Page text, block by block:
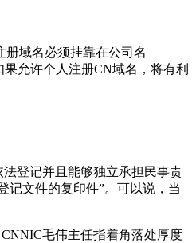
域名必须挂靠在公司名
允许个人注册CN域名，将有利
登记并且能够独立承担民事责
记文件的复印件”。可以说，当
毛伟主任指着角落处厚度